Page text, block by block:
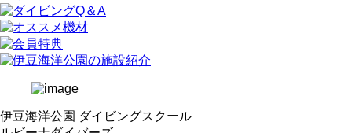
伊豆海洋公園 ダイビングスクール